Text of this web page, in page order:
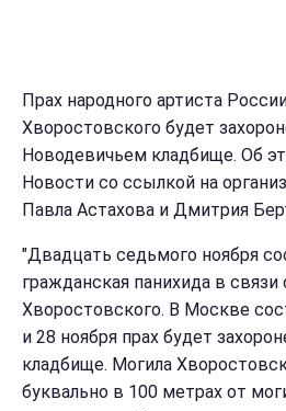
Прах народного артиста
Хворостовского будет
Новодевичьем кладбище. Об
Новости со ссылкой на
Павла Астахова и Дмитрия
"Двадцать седьмого ноября
гражданская панихида в
Хворостовского. В Москве
и 28 ноября прах будет
кладбище. Могила
буквально в 100 метрах от